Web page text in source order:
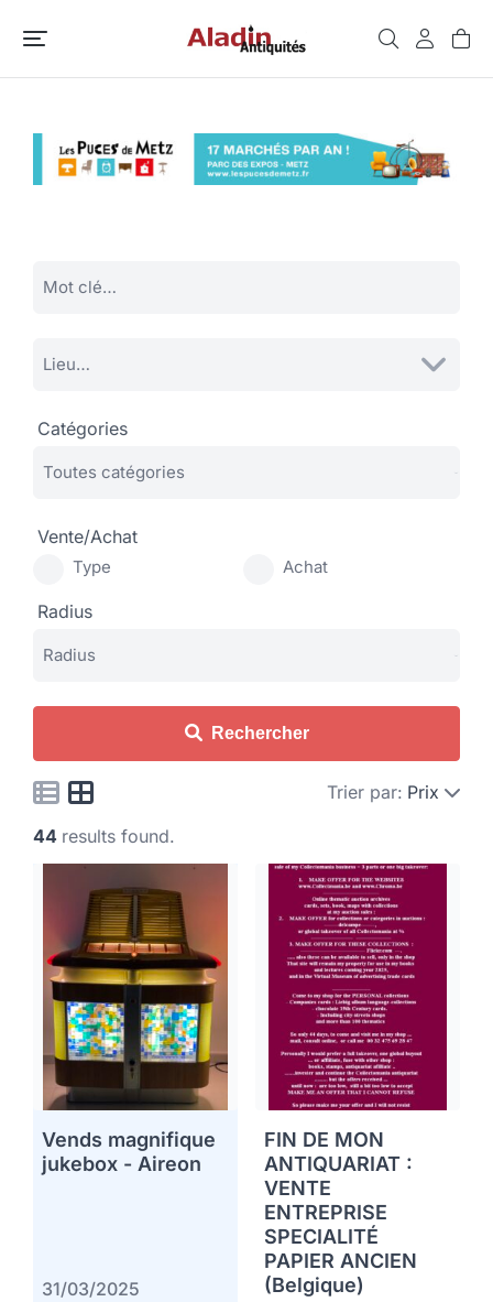
Catégories
Vente/Achat
Type Achat
Radius
Rechercher
Trier par: Prix
44 results found.
Vends magnifique
jukebox - Aireon
31/03/2025
FIN DE MON
ANTIQUARIAT :
VENTE
ENTREPRISE
SPECIALITÉ
PAPIER ANCIEN
(Belgique)